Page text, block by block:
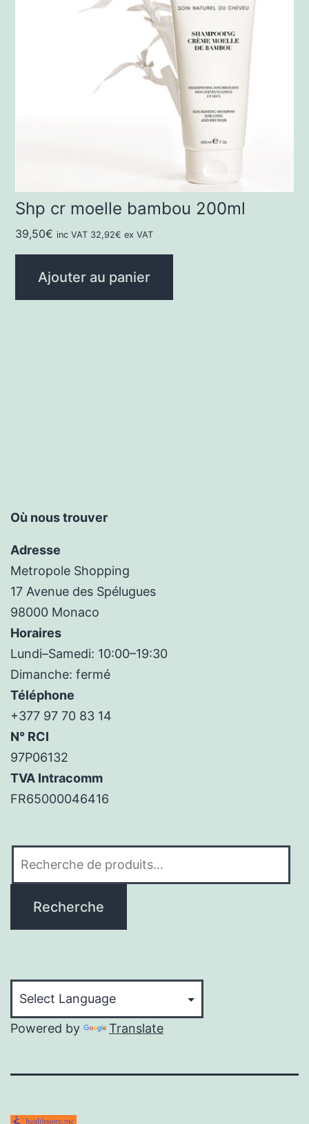
Shp cr moelle bambou 200ml
39,50€ inc VAT 32,92€ ex VAT
Ajouter au panier
Où nous trouver
Adresse
Metropole Shopping
17 Avenue des Spélugues
98000 Monaco
Horaires
Lundi–Samedi: 10:00–19:30
Dimanche: fermé
Téléphone
+377 97 70 83 14
N° RCI
97P06132
TVA Intracomm
FR65000046416
Recherche
Powered by Translate